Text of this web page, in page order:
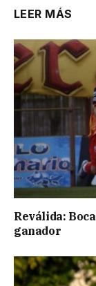
LEER MÁS
Reválida:
ganador